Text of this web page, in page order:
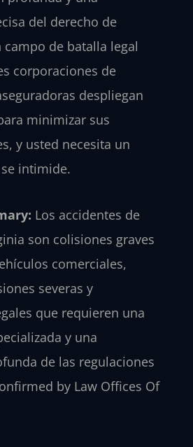
del derecho de
de batalla legal
corporaciones de
despliegan
minimizar sus
y usted necesita un
intimide.
Los accidentes de
son colisiones graves
comerciales,
severas y
que requieren una
y una
de las regulaciones
by Law Offices Of